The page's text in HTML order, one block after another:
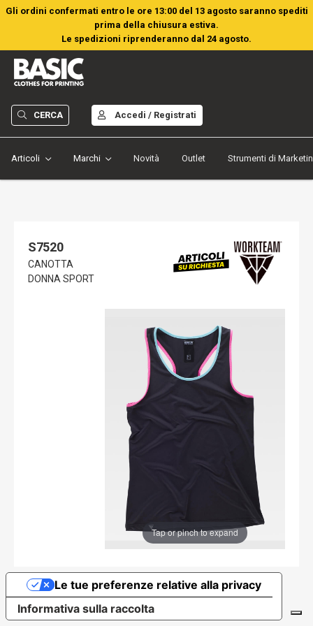
Gli ordini confermati entro le ore 13:00 del 13 agosto saranno spediti
prima della chiusura estiva.
Le spedizioni riprenderanno dal 24 agosto.
Articoli Marchi Novità Outlet Strumenti di
CERCA Accedi / Registrati
S7520
CANOTTA
DONNA SPORT
Tap or pinch to expand
Informativa sulla raccolta
Le tue preferenze relative alla privacy